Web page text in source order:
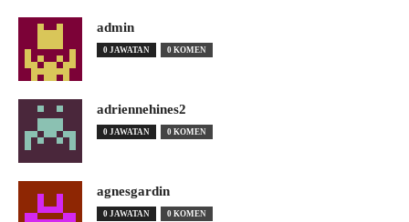
admin
0 JAWATAN 0 KOMEN
adriennehines2
0 JAWATAN 0 KOMEN
agnesgardin
0 JAWATAN 0 KOMEN